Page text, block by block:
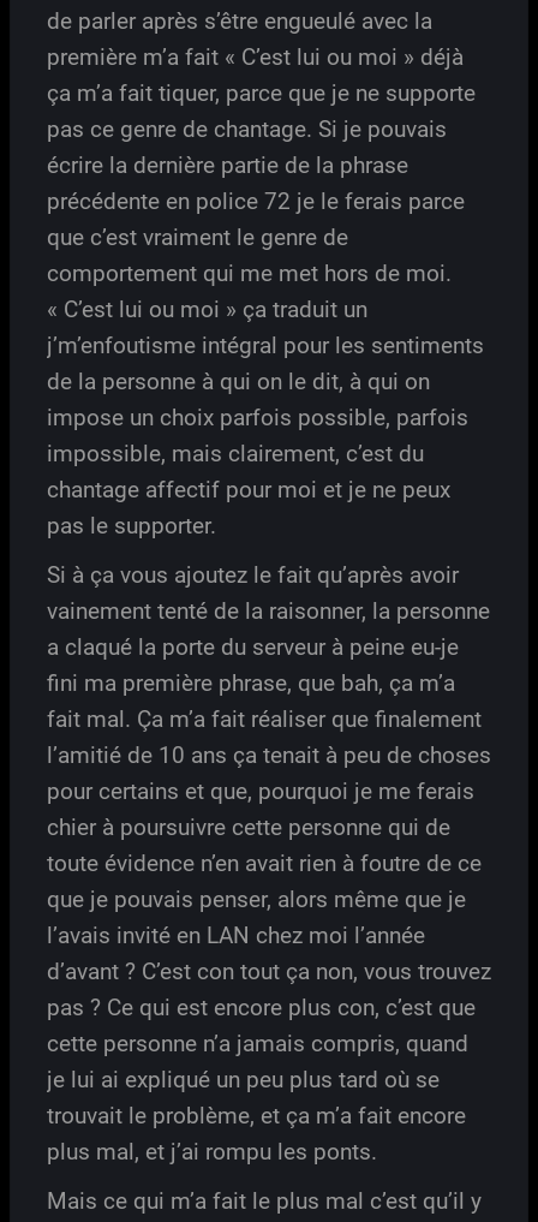
de parler après s’être engueulé avec la
première m’a fait « C’est lui ou moi » déjà
ça m’a fait tiquer, parce que je ne supporte
pas ce genre de chantage. Si je pouvais
écrire la dernière partie de la phrase
précédente en police 72 je le ferais parce
que c’est vraiment le genre de
comportement qui me met hors de moi.
« C’est lui ou moi » ça traduit un
j’m’enfoutisme intégral pour les sentiments
de la personne à qui on le dit, à qui on
impose un choix parfois possible, parfois
impossible, mais clairement, c’est du
chantage affectif pour moi et je ne peux
pas le supporter.
Si à ça vous ajoutez le fait qu’après avoir
vainement tenté de la raisonner, la personne
a claqué la porte du serveur à peine eu-je
fini ma première phrase, que bah, ça m’a
fait mal. Ça m’a fait réaliser que finalement
l’amitié de 10 ans ça tenait à peu de choses
pour certains et que, pourquoi je me ferais
chier à poursuivre cette personne qui de
toute évidence n’en avait rien à foutre de ce
que je pouvais penser, alors même que je
l’avais invité en LAN chez moi l’année
d’avant ? C’est con tout ça non, vous trouvez
pas ? Ce qui est encore plus con, c’est que
cette personne n’a jamais compris, quand
je lui ai expliqué un peu plus tard où se
trouvait le problème, et ça m’a fait encore
plus mal, et j’ai rompu les ponts.
Mais ce qui m’a fait le plus mal c’est qu’il y